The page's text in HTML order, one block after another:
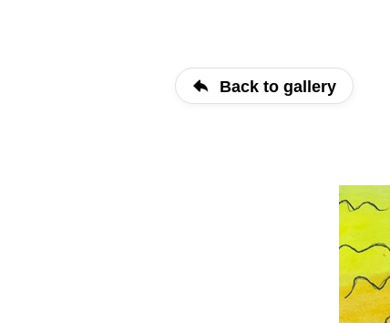
Back to gallery